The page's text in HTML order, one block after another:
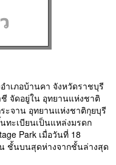
เภอบ้านคา จังหวัดราชบุรี
จัดอยู่ใน อุทยานแห่งชาติ
ะจาน อุทยานแห่งชาติกุยบุรี
ะเบียนเป็นแหล่งมรดก
Park เมื่อวันที่ 18
ชั้นบนสุดห่างจากชั้นล่างสุด